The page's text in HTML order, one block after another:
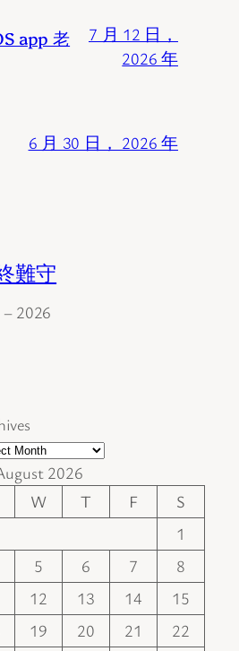
app 老
7 月 12 日，
2026 年
6 月 30 日， 2026 年
難守
2026
2026
W T F
S
1
5 6 7
8
12 13 14
15
19 20 21
22